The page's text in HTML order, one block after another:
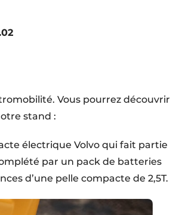
Vous pourrez découvrir
stand :
électrique Volvo qui fait partie
par un pack de batteries
d’une pelle compacte de 2,5T.